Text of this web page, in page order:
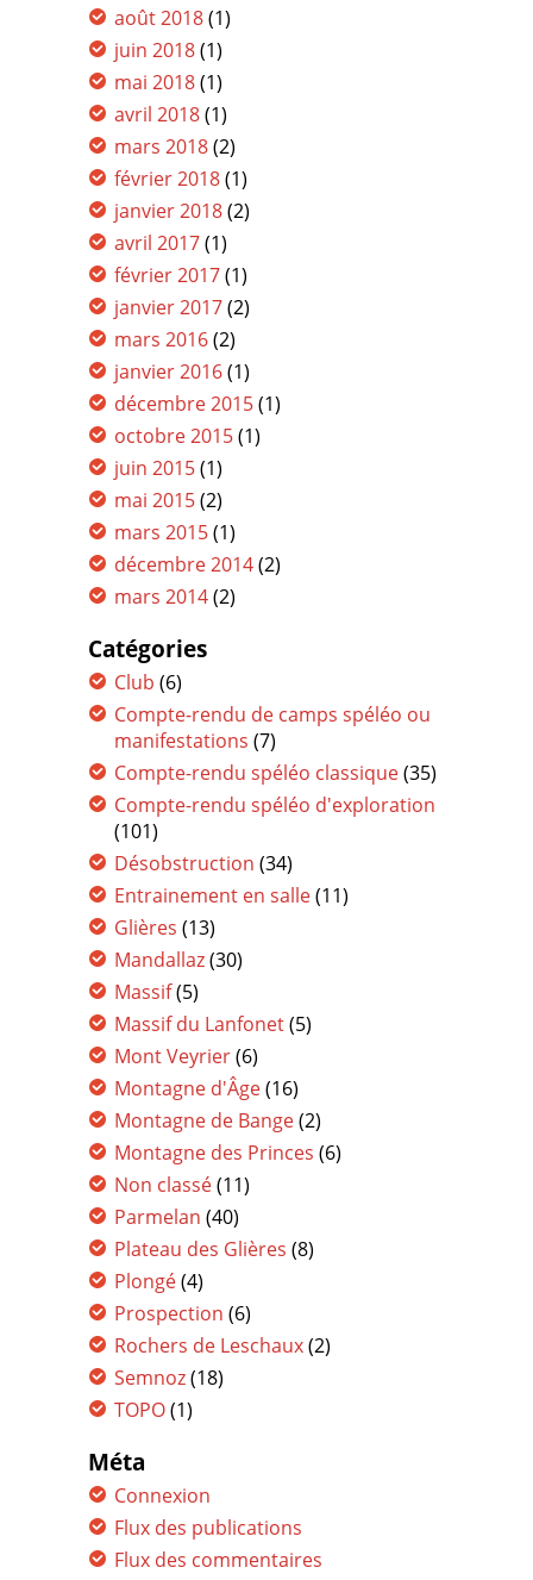
août 2018(1)
juin 2018(1)
mai 2018(1)
avril 2018(1)
mars 2018(2)
février 2018(1)
janvier 2018(2)
avril 2017(1)
février 2017(1)
janvier 2017(2)
mars 2016(2)
janvier 2016(1)
décembre 2015(1)
octobre 2015(1)
juin 2015(1)
mai 2015(2)
mars 2015(1)
décembre 2014(2)
mars 2014(2)
Catégories
Club (6)
Compte-rendu de camps spéléo ou
manifestations (7)
Compte-rendu spéléo classique(35)
Compte-rendu spéléo d'exploration
(101)
Désobstruction (34)
Entrainement en salle(11)
Glières (13)
Mandallaz(30)
Massif(5)
Massif du Lanfonet(5)
Mont Veyrier(6)
Montagne d'Âge(16)
Montagne de Bange(2)
Montagne des Princes (6)
Non classé(11)
Parmelan (40)
Plateau des Glières (8)
Plongé(4)
Prospection (6)
Rochers de Leschaux(2)
Semnoz(18)
TOPO(1)
Méta
Connexion
Flux des publications
Flux des commentaires